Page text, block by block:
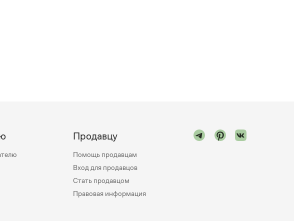
Продавцу
Помощь продавцам
Вход для продавцов
Стать продавцом
Правовая информация